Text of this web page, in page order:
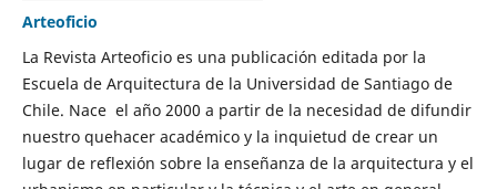
Arteoficio
La Revista Arteoficio es una publicación editada por la
Escuela de Arquitectura de la Universidad de Santiago de
Chile. Nace el año 2000 a partir de la necesidad de difundir
nuestro quehacer académico y la inquietud de crear un
lugar de reflexión sobre la enseñanza de la arquitectura y el